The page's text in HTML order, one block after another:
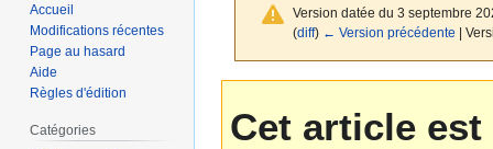
Version datée du 3 septembre
(diff) ← Version précédente |
Cet article est
Accueil
Modifications récentes
Page au hasard
Aide
Règles d'édition
Catégories